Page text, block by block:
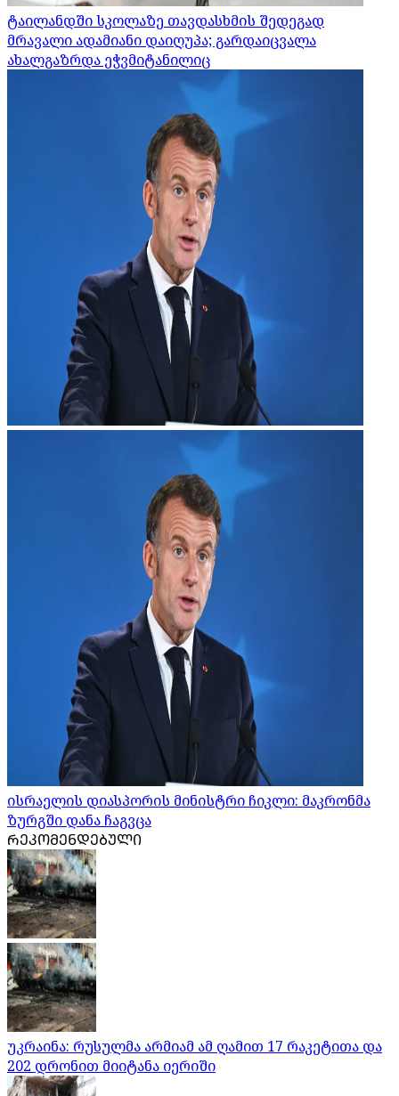
ტაილანდში სკოლაზე თავდასხმის შედეგად
მრავალი ადამიანი დაიღუპა; გარდაიცვალა
ახალგაზრდა ეჭვმიტანილიც
ისრაელის დიასპორის მინისტრი ჩიკლი: მაკრონმა
ზურგში დანა ჩაგვცა
ᲠᲔᲙᲝᲛᲔᲜᲓᲔᲑᲣᲚᲘ
უკრაინა: რუსულმა არმიამ ამ ღამით 17 რაკეტითა და
202 დრონით მიიტანა იერიში